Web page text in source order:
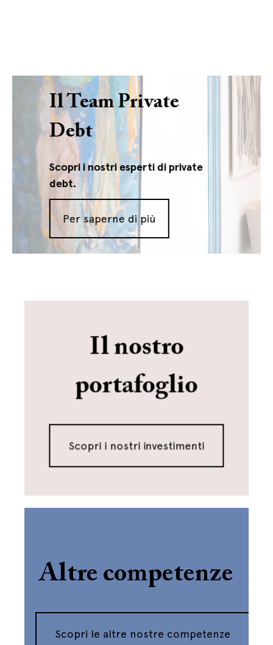
Il Team Private
Debt
Scopri i nostri esperti di private
debt.
Per saperne di più
Il nostro
portafoglio
Scopri i nostri investimenti
Altre competenze
Scopri le altre nostre competenze